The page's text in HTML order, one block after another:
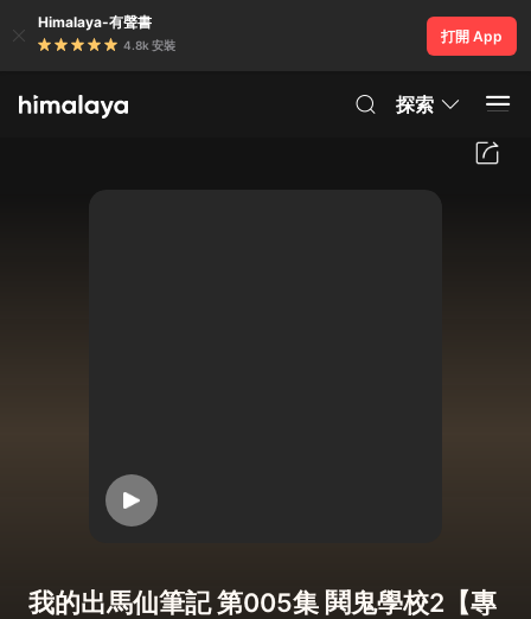
Himalaya-有聲書
4.8k 安裝
打開 App
探索
我的出馬仙筆記 第005集 鬨鬼學校2【專